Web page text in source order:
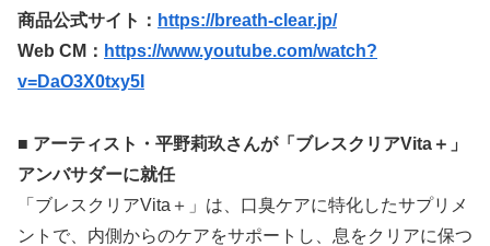
商品公式サイト： https://breath-clear.jp/
Web CM： https://www.youtube.com/watch?
v=DaO3X0txy5I
■ アーティスト・平野莉玖さんが「ブレスクリアVita＋」
アンバサダーに就任
「ブレスクリアVita＋」は、口臭ケアに特化したサプリメ
ントで、内側からのケアをサポートし、息をクリアに保つ